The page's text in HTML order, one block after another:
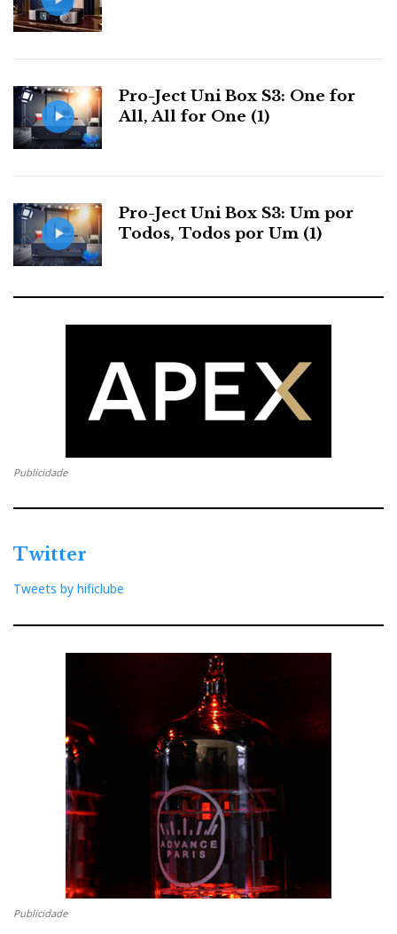
Pro-Ject Uni Box S3: One for
All, All for One (1)
Pro-Ject Uni Box S3: Um por
Todos, Todos por Um (1)
Publicidade
Twitter
Tweets by hificlube
Publicidade